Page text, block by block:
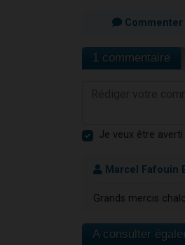
Commenter
1 commentaire
Je veux être
Marcel Fafouin
Grands mercis
A consulter